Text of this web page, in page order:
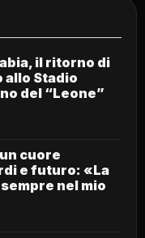
il ritorno di
allo Stadio
del “Leone”
cuore
e futuro: «La
nel mio